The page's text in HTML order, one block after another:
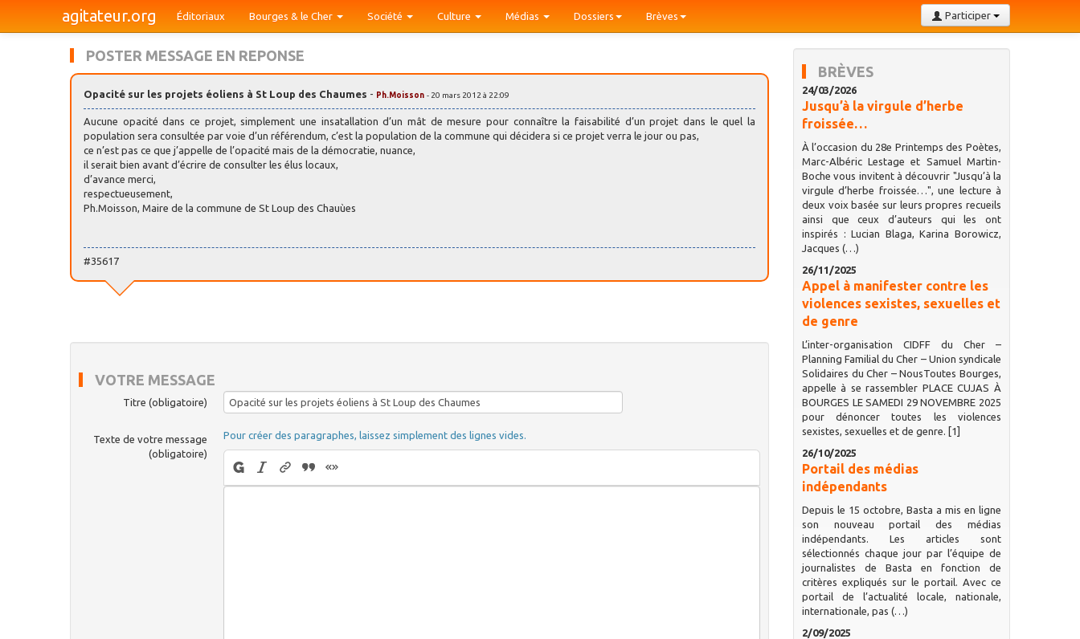
agitateur.org Participer
Éditoriaux Bourges & le Cher Société Culture Médias Dossiers Brèves
POSTER MESSAGE EN REPONSE
Opacité sur les projets éoliens à St Loup des Chaumes - Ph.Moisson - 20 mars 2012 à 22:09
Aucune opacité dans ce projet, simplement une insatallation d’un mât de mesure pour connaître la faisabilité d’un projet dans le quel la
population sera consultée par voie d’un référendum, c’est la population de la commune qui décidera si ce projet verra le jour ou pas,
ce n’est pas ce que j’appelle de l’opacité mais de la démocratie, nuance,
il serait bien avant d’écrire de consulter les élus locaux,
d’avance merci,
respectueusement,
Ph.Moisson, Maire de la commune de St Loup des Chauùes
#35617
VOTRE MESSAGE
Titre (obligatoire)
Texte de votre message
(obligatoire)
Pour créer des paragraphes, laissez simplement des lignes vides.
BRÈVES
24/03/2026
Jusqu’à la virgule d’herbe
froissée…
À l’occasion du 28e Printemps des Poètes,
Marc-Albéric Lestage et Samuel Martin-
Boche vous invitent à découvrir "Jusqu’à la
virgule d’herbe froissée…", une lecture à
deux voix basée sur leurs propres recueils
ainsi que ceux d’auteurs qui les ont
inspirés : Lucian Blaga, Karina Borowicz,
Jacques (…)
26/11/2025
Appel à manifester contre les
violences sexistes, sexuelles et
de genre
L’inter-organisation CIDFF du Cher –
Planning Familial du Cher – Union syndicale
Solidaires du Cher – NousToutes Bourges,
appelle à se rassembler PLACE CUJAS À
BOURGES LE SAMEDI 29 NOVEMBRE 2025
pour dénoncer toutes les violences
sexistes, sexuelles et de genre. [1]
26/10/2025
Portail des médias
indépendants
Depuis le 15 octobre, Basta a mis en ligne
son nouveau portail des médias
indépendants. Les articles sont
sélectionnés chaque jour par l’équipe de
journalistes de Basta en fonction de
critères expliqués sur le portail. Avec ce
portail de l’actualité locale, nationale,
internationale, pas (…)
2/09/2025